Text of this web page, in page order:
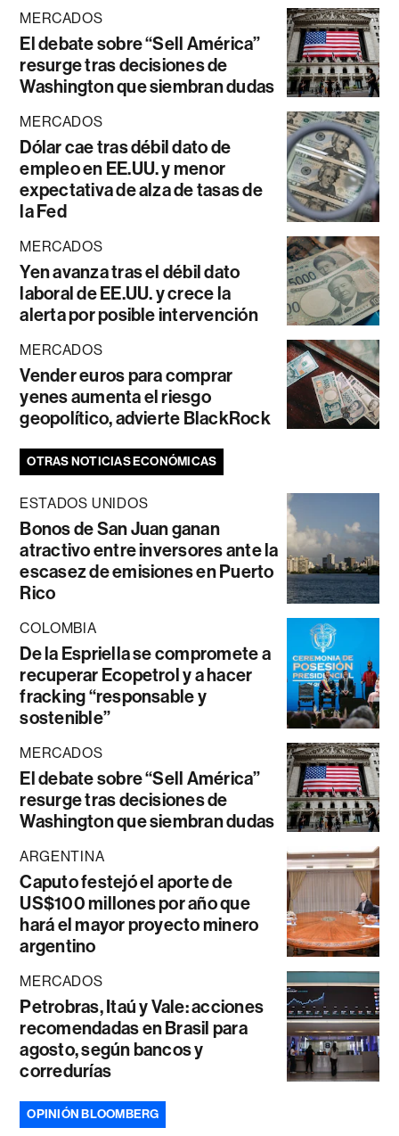
MERCADOS
El debate sobre “Sell América”
resurge tras decisiones de
Washington que siembran dudas
MERCADOS
Dólar cae tras débil dato de
empleo en EE.UU. y menor
expectativa de alza de tasas de
la Fed
MERCADOS
Yen avanza tras el débil dato
laboral de EE.UU. y crece la
alerta por posible intervención
MERCADOS
Vender euros para comprar
yenes aumenta el riesgo
geopolítico, advierte BlackRock
OTRAS NOTICIAS ECONÓMICAS
ESTADOS UNIDOS
Bonos de San Juan ganan
atractivo entre inversores ante la
escasez de emisiones en Puerto
Rico
COLOMBIA
De la Espriella se compromete a
recuperar Ecopetrol y a hacer
fracking “responsable y
sostenible”
MERCADOS
El debate sobre “Sell América”
resurge tras decisiones de
Washington que siembran dudas
ARGENTINA
Caputo festejó el aporte de
US$100 millones por año que
hará el mayor proyecto minero
argentino
MERCADOS
Petrobras, Itaú y Vale: acciones
recomendadas en Brasil para
agosto, según bancos y
corredurías
OPINIÓN BLOOMBERG